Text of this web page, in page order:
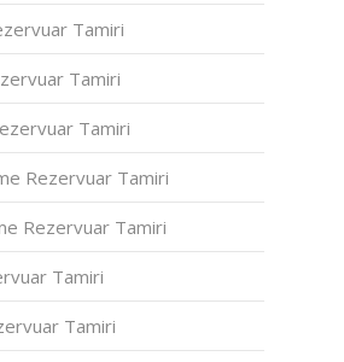
Tamiri
Tamiri
Tamiri
Rezervuar Tamiri
Rezervuar Tamiri
Tamiri
Tamiri